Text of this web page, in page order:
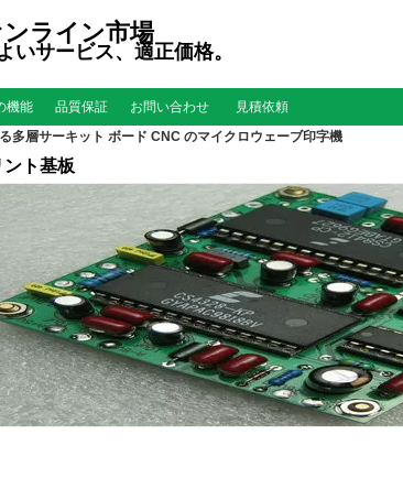
ライン市場
いサービス、適正価格。
機能 品質保証 お問い合わせ 見積依頼
多層サーキット ボード CNC のマイクロウェーブ印字機
ント基板